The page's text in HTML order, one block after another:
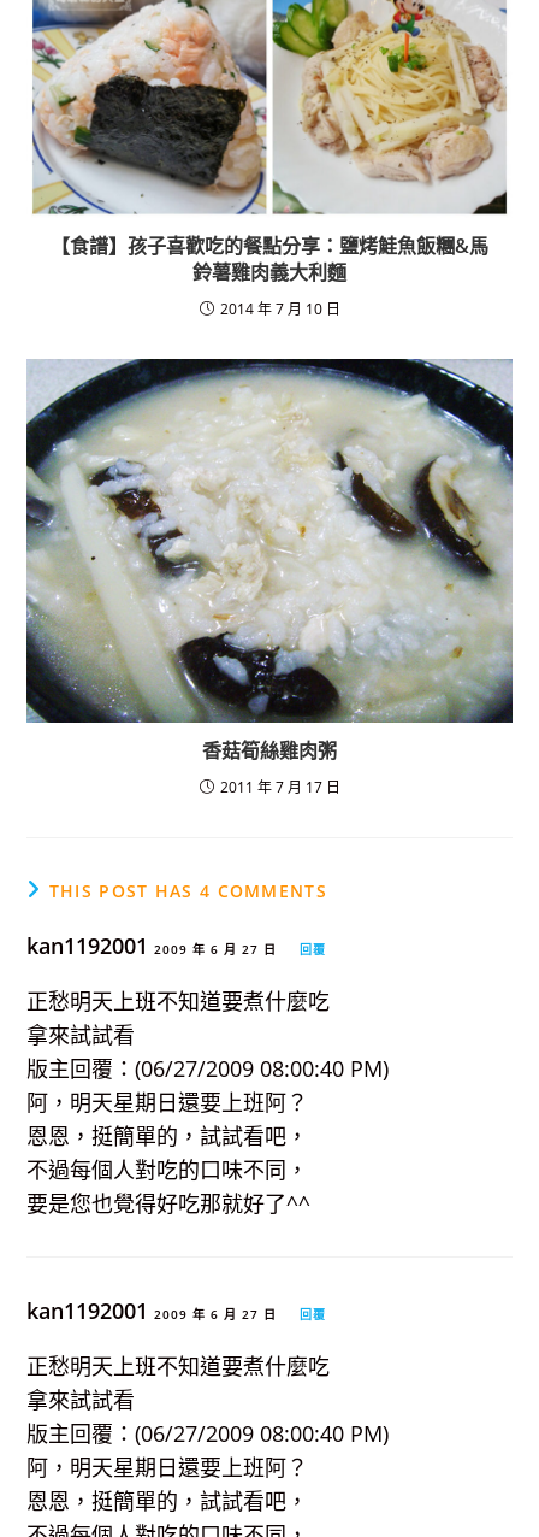
【食譜】孩子喜歡吃的餐點分享：鹽烤鮭魚飯糰&馬
鈴薯雞肉義大利麵
2014 年 7 月 10 日
香菇筍絲雞肉粥
2011 年 7 月 17 日
THIS POST HAS 4 COMMENTS
kan11920012009 年 6 月 27 日 回覆
正愁明天上班不知道要煮什麼吃
拿來試試看
版主回覆：(06/27/2009 08:00:40 PM)
阿，明天星期日還要上班阿？
恩恩，挺簡單的，試試看吧，
不過每個人對吃的口味不同，
要是您也覺得好吃那就好了^^
kan11920012009 年 6 月 27 日 回覆
正愁明天上班不知道要煮什麼吃
拿來試試看
版主回覆：(06/27/2009 08:00:40 PM)
阿，明天星期日還要上班阿？
恩恩，挺簡單的，試試看吧，